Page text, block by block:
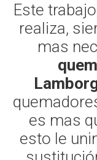
Este
realiza,
mas
es mas
esto le